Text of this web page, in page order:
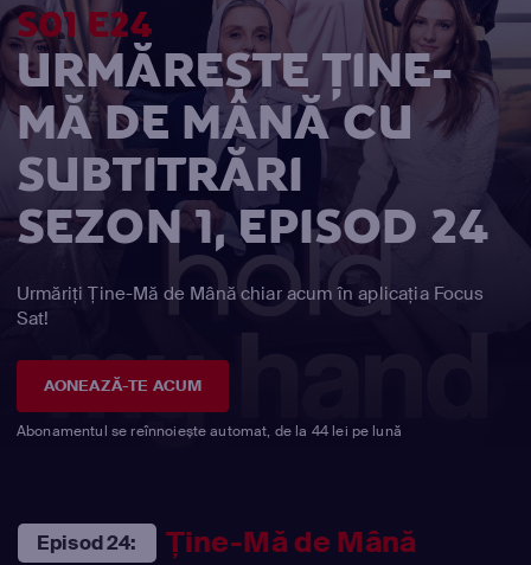
S01 E24
URMĂREȘTE ȚINE-
MĂ DE MÂNĂ CU
SUBTITRĂRI
SEZON 1, EPISOD 24
Urmăriți Ține-Mă de Mână chiar acum în aplicația Focus
Sat!
AONEAZĂ-TE ACUM
Abonamentul se reînnoiește automat, de la 44 lei pe lună
Episod 24: Ține-Mă de Mână